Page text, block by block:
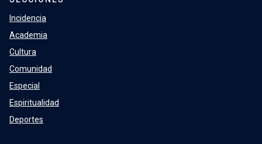
Incidencia
Academia
Cultura
Comunidad
Especial
Espiritualidad
Deportes